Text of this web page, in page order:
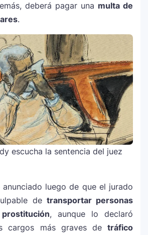
deberá pagar una multa de
.
escucha la sentencia del juez
luego de que el jurado
de transportar personas
, aunque lo declaró
cargos más graves de tráfico